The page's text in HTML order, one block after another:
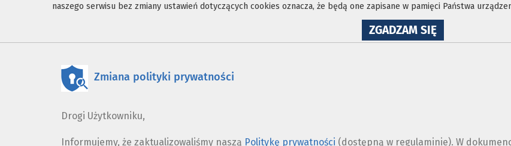
naszego serwisu bez zmiany ustawień dotyczących cookies oznacza, że będą one zapisane w pamięci Państwa
ZGADZAM SIĘNA
Zmiana polityki prywatności
Drogi Użytkowniku,
Informujemy, że zaktualizowaliśmy naszą Politykę prywatności (dostępną w regulaminie). W